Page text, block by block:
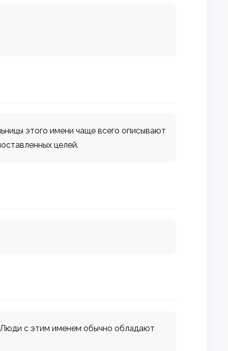
этого имени чаще всего описывают
целей.
с этим именем обычно обладают